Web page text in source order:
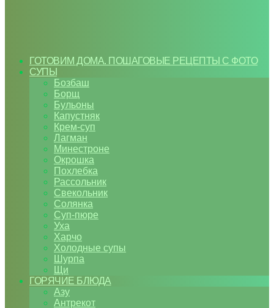
ГОТОВИМ ДОМА. ПОШАГОВЫЕ РЕЦЕПТЫ С ФОТО
СУПЫ
Бозбаш
Борщ
Бульоны
Капустняк
Крем-суп
Лагман
Минестроне
Окрошка
Похлебка
Рассольник
Свекольник
Солянка
Суп-пюре
Уха
Харчо
Холодные супы
Шурпа
Щи
ГОРЯЧИЕ БЛЮДА
Азу
Антрекот